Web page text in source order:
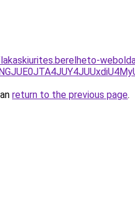
return to the previous page.